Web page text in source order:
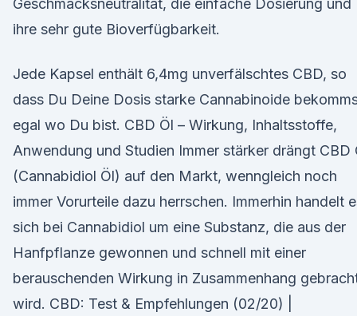
Geschmacksneutralität, die einfache Dosierung und
ihre sehr gute Bioverfügbarkeit.
Jede Kapsel enthält 6,4mg unverfälschtes CBD, so
dass Du Deine Dosis starke Cannabinoide
egal wo Du bist. CBD Öl – Wirkung, Inhaltsstoffe,
Anwendung und Studien Immer stärker drängt CBD
(Cannabidiol Öl) auf den Markt, wenngleich noch
immer Vorurteile dazu herrschen. Immerhin handelt
sich bei Cannabidiol um eine Substanz, die aus der
Hanfpflanze gewonnen und schnell mit einer
berauschenden Wirkung in Zusammenhang
wird. CBD: Test & Empfehlungen (02/20) |